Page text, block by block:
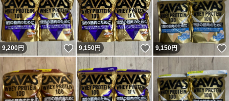
9,200円 いいね！
9,150円 いいね！
9,150円